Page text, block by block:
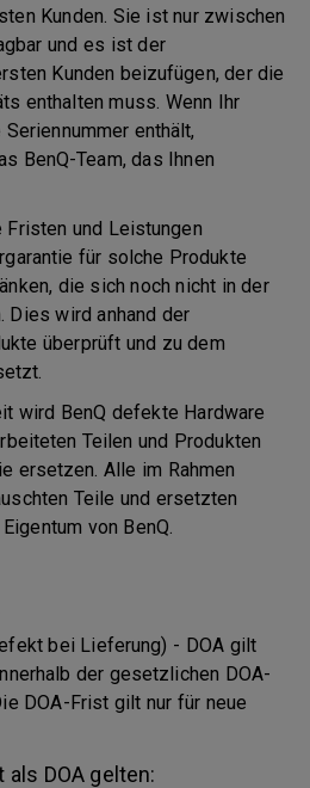
Kunden. Sie ist nur zwischen
und es ist der
Kunden beizufügen, der die
enthalten muss. Wenn Ihr
enthält,
BenQ-Team, das Ihnen
Fristen und Leistungen
für solche Produkte
die sich noch nicht in der
Dies wird anhand der
überprüft und zu dem
wird BenQ defekte Hardware
Teilen und Produkten
ersetzen. Alle im Rahmen
Teile und ersetzten
von BenQ.
bei Lieferung) - DOA gilt
der gesetzlichen DOA-
DOA-Frist gilt nur für neue
DOA gelten: